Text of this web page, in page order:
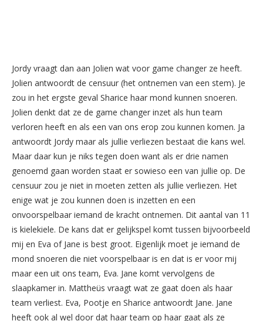
Jordy vraagt dan aan Jolien wat voor game changer ze heeft.
Jolien antwoordt de censuur (het ontnemen van een stem). Je
zou in het ergste geval Sharice haar mond kunnen snoeren.
Jolien denkt dat ze de game changer inzet als hun team
verloren heeft en als een van ons erop zou kunnen komen. Ja
antwoordt Jordy maar als jullie verliezen bestaat die kans wel.
Maar daar kun je niks tegen doen want als er drie namen
genoemd gaan worden staat er sowieso een van jullie op. De
censuur zou je niet in moeten zetten als jullie verliezen. Het
enige wat je zou kunnen doen is inzetten en een
onvoorspelbaar iemand de kracht ontnemen. Dit aantal van 11
is kielekiele. De kans dat er gelijkspel komt tussen bijvoorbeeld
mij en Eva of Jane is best groot. Eigenlijk moet je iemand de
mond snoeren die niet voorspelbaar is en dat is er voor mij
maar een uit ons team, Eva. Jane komt vervolgens de
slaapkamer in. Mattheüs vraagt wat ze gaat doen als haar
team verliest. Eva, Pootje en Sharice antwoordt Jane. Jane
heeft ook al wel door dat haar team op haar gaat als ze